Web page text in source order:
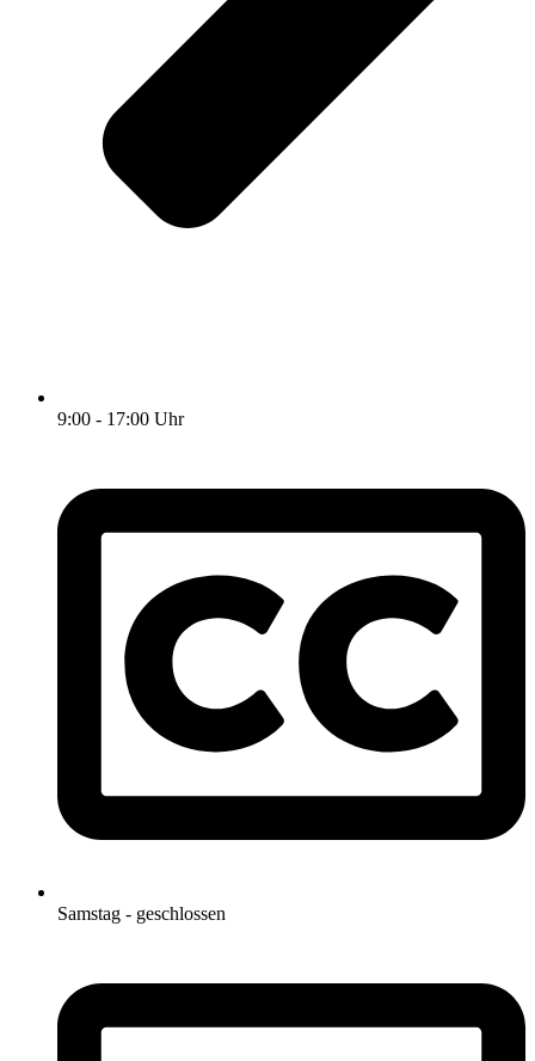
9:00 - 17:00 Uhr
Samstag - geschlossen